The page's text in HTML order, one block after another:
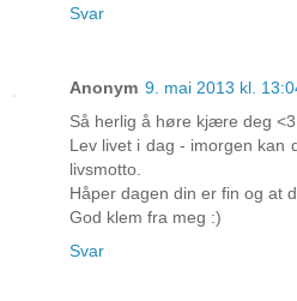
Svar
Anonym 9. mai 2013 kl.
Så herlig å høre kjære deg <3
Lev livet i dag - imorgen kan
livsmotto.
Håper dagen din er fin og at
God klem fra meg :)
Svar